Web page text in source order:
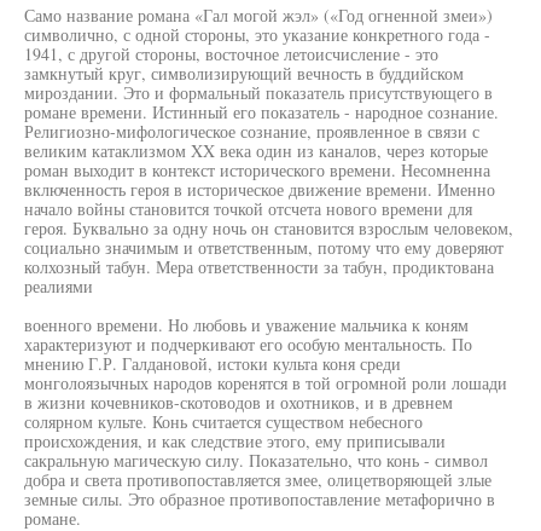
Само название романа «Гал могой жэл» («Год огненной змеи»)
символично, с одной стороны, это указание конкретного года -
1941, с другой стороны, восточное летоисчисление - это
замкнутый круг, символизирующий вечность в буддийском
мироздании. Это и формальный показатель присутствующего в
романе времени. Истинный его показатель - народное сознание.
Религиозно-мифологическое сознание, проявленное в связи с
великим катаклизмом XX века один из каналов, через которые
роман выходит в контекст исторического времени. Несомненна
включенность героя в историческое движение времени. Именно
начало войны становится точкой отсчета нового времени для
героя. Буквально за одну ночь он становится взрослым человеком,
социально значимым и ответственным, потому что ему доверяют
колхозный табун. Мера ответственности за табун, продиктована
реалиями
военного времени. Но любовь и уважение мальчика к коням
характеризуют и подчеркивают его особую ментальность. По
мнению Г.Р. Галдановой, истоки культа коня среди
монголоязычных народов коренятся в той огромной роли лошади
в жизни кочевников-скотоводов и охотников, и в древнем
солярном культе. Конь считается существом небесного
происхождения, и как следствие этого, ему приписывали
сакральную магическую силу. Показательно, что конь - символ
добра и света противопоставляется змее, олицетворяющей злые
земные силы. Это образное противопоставление метафорично в
романе.